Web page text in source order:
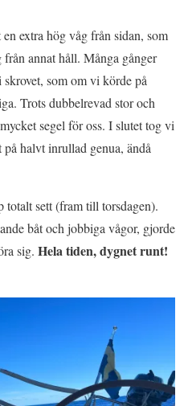
extra hög våg från sidan, som
annat håll. Många gånger
som om vi körde på
Trots dubbelrevad stor och
segel för oss. I slutet tog vi
halvt inrullad genua, ändå
totalt sett (fram till torsdagen).
båt och jobbiga vågor, gjorde
sig. Hela tiden, dygnet runt!